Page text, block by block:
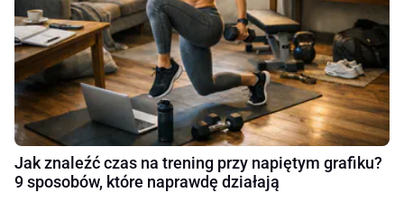
Jak znaleźć czas na trening przy napiętym grafiku?
9 sposobów, które naprawdę działają